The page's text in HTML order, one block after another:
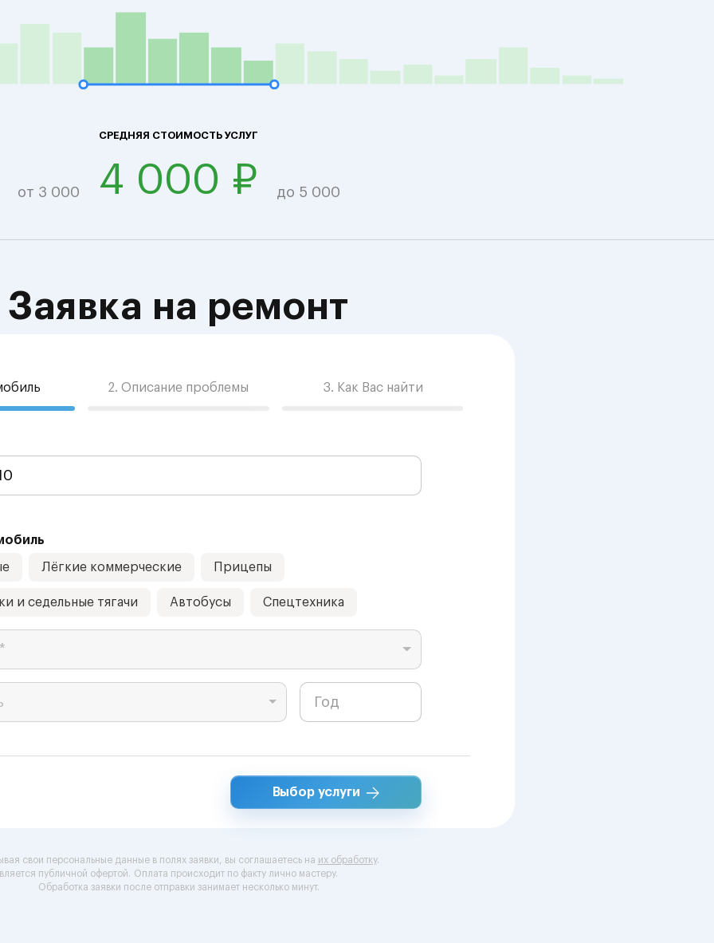
СРЕДНЯЯ СТОИМОСТЬ УСЛУГ
от 3 000 4 000 ₽ до 5 000
Заявка на ремонт
2. Описание проблемы 3. Как Вас найти
Лёгкие коммерческие Прицепы
и седельные тягачи Автобусы Спецтехника
Выбор услуги
свои персональные данные в полях заявки, вы соглашаетесь на их обработку.
публичной офертой. Оплата происходит по факту лично мастеру.
Обработка заявки после отправки занимает несколько минут.